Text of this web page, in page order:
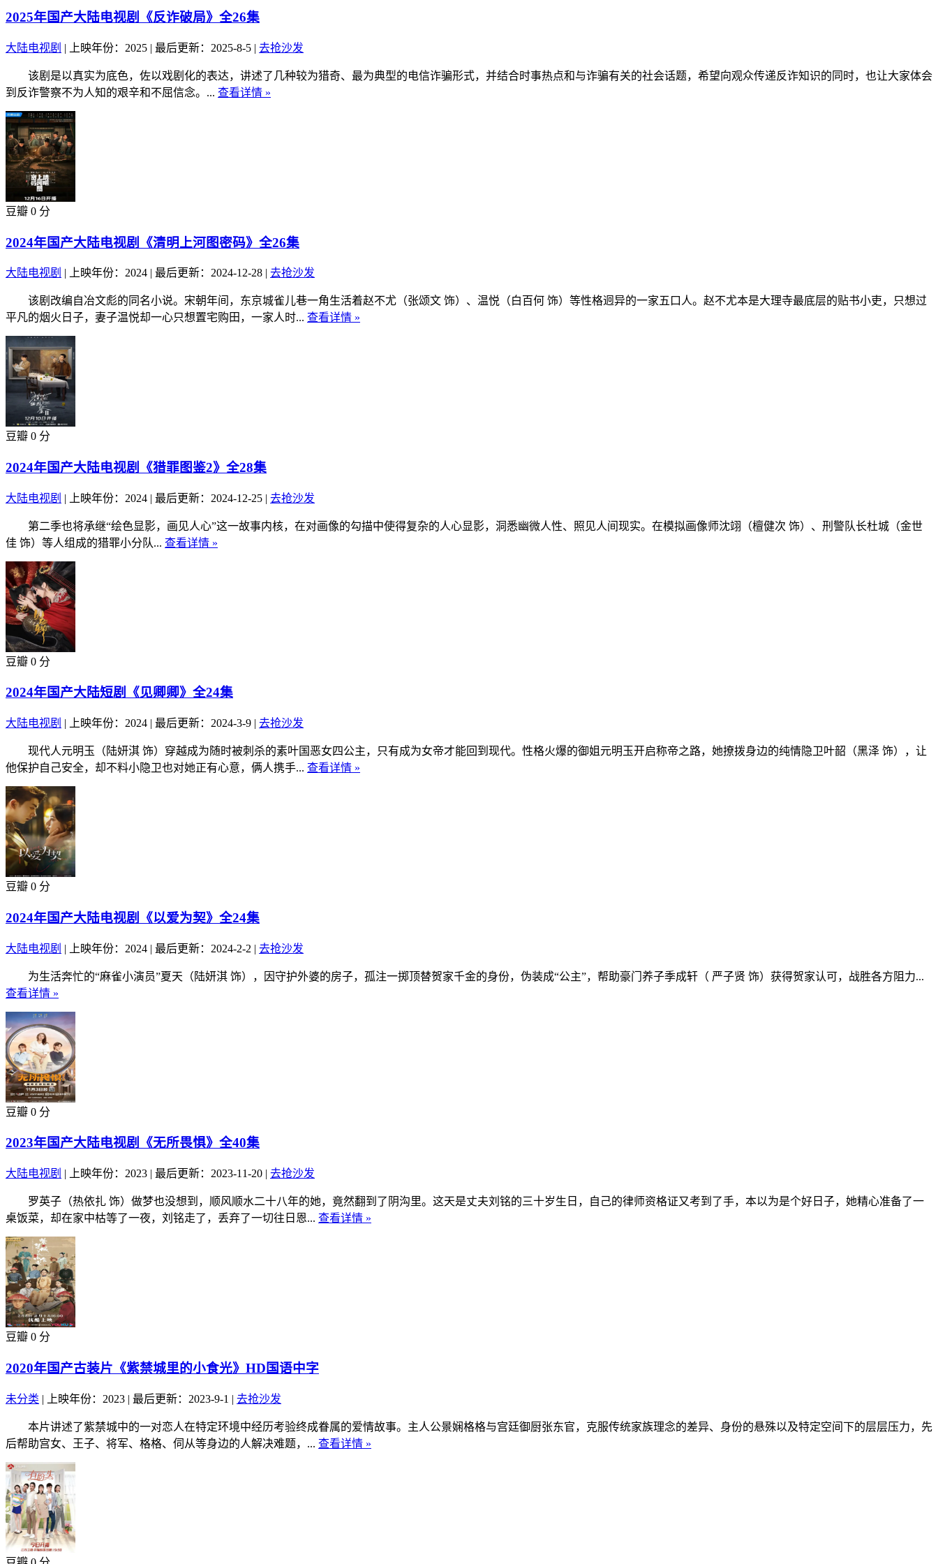
2025年国产大陆电视剧《反诈破局》全26集
大陆电视剧 | 上映年份：2025 | 最后更新：2025-8-5 | 去抢沙发
该剧是以真实为底色，佐以戏剧化的表达，讲述了几种较为猎奇、最为典型的电信诈骗形式，并结合时事热点和与诈骗有关的社会话题，希望向观众传递反诈知识的同时，也让大家体会
到反诈警察不为人知的艰辛和不屈信念。... 查看详情 »
豆瓣 0 分
2024年国产大陆电视剧《清明上河图密码》全26集
大陆电视剧 | 上映年份：2024 | 最后更新：2024-12-28 | 去抢沙发
该剧改编自冶文彪的同名小说。宋朝年间，东京城雀儿巷一角生活着赵不尤（张颂文 饰）、温悦（白百何 饰）等性格迥异的一家五口人。赵不尤本是大理寺最底层的贴书小吏，只想过
平凡的烟火日子，妻子温悦却一心只想置宅购田，一家人时... 查看详情 »
豆瓣 0 分
2024年国产大陆电视剧《猎罪图鉴2》全28集
大陆电视剧 | 上映年份：2024 | 最后更新：2024-12-25 | 去抢沙发
第二季也将承继“绘色显影，画见人心”这一故事内核，在对画像的勾描中使得复杂的人心显影，洞悉幽微人性、照见人间现实。在模拟画像师沈翊（檀健次 饰）、刑警队长杜城（金世
佳 饰）等人组成的猎罪小分队... 查看详情 »
豆瓣 0 分
2024年国产大陆短剧《见卿卿》全24集
大陆电视剧 | 上映年份：2024 | 最后更新：2024-3-9 | 去抢沙发
现代人元明玉（陆妍淇 饰）穿越成为随时被刺杀的素叶国恶女四公主，只有成为女帝才能回到现代。性格火爆的御姐元明玉开启称帝之路，她撩拨身边的纯情隐卫叶韶（黑泽 饰），让
他保护自己安全，却不料小隐卫也对她正有心意，俩人携手... 查看详情 »
豆瓣 0 分
2024年国产大陆电视剧《以爱为契》全24集
大陆电视剧 | 上映年份：2024 | 最后更新：2024-2-2 | 去抢沙发
为生活奔忙的“麻雀小演员”夏天（陆妍淇 饰），因守护外婆的房子，孤注一掷顶替贺家千金的身份，伪装成“公主”，帮助豪门养子季成轩（ 严子贤 饰）获得贺家认可，战胜各方阻力...
查看详情 »
豆瓣 0 分
2023年国产大陆电视剧《无所畏惧》全40集
大陆电视剧 | 上映年份：2023 | 最后更新：2023-11-20 | 去抢沙发
罗英子（热依扎 饰）做梦也没想到，顺风顺水二十八年的她，竟然翻到了阴沟里。这天是丈夫刘铭的三十岁生日，自己的律师资格证又考到了手，本以为是个好日子，她精心准备了一
桌饭菜，却在家中枯等了一夜，刘铭走了，丢弃了一切往日恩... 查看详情 »
豆瓣 0 分
2020年国产古装片《紫禁城里的小食光》HD国语中字
未分类 | 上映年份：2023 | 最后更新：2023-9-1 | 去抢沙发
本片讲述了紫禁城中的一对恋人在特定环境中经历考验终成眷属的爱情故事。主人公景娴格格与宫廷御厨张东官，克服传统家族理念的差异、身份的悬殊以及特定空间下的层层压力，先
后帮助宫女、王子、将军、格格、伺从等身边的人解决难题，... 查看详情 »